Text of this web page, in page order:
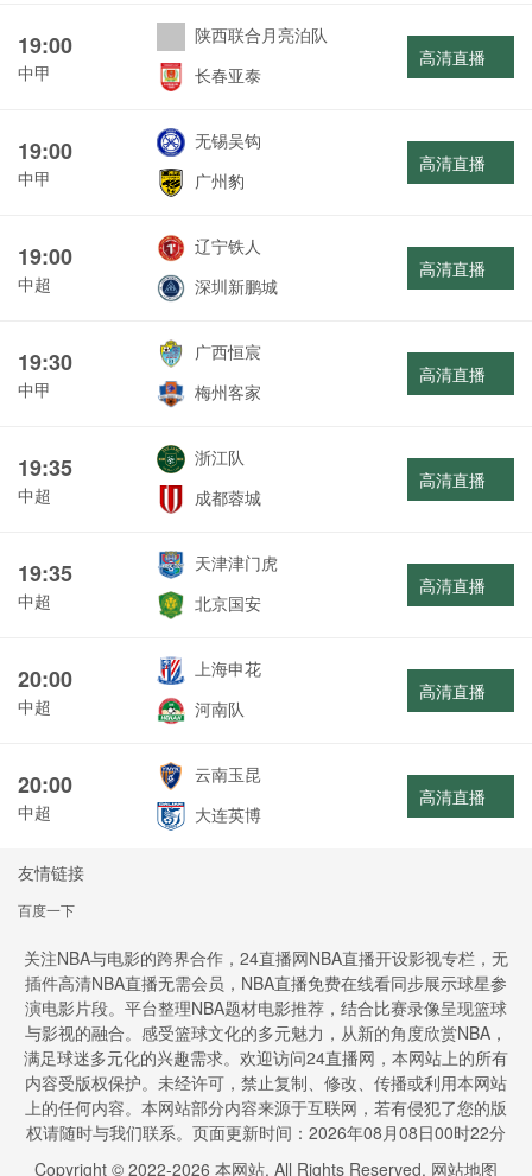
19:00
中甲
陕西联合月亮泊队
长春亚泰
高清直播
19:00
中甲
无锡吴钩
广州豹
高清直播
19:00
中超
辽宁铁人
深圳新鹏城
高清直播
19:30
中甲
广西恒宸
梅州客家
高清直播
19:35
中超
浙江队
成都蓉城
高清直播
19:35
中超
天津津门虎
北京国安
高清直播
20:00
中超
上海申花
河南队
高清直播
20:00
中超
云南玉昆
大连英博
高清直播
友情链接
百度一下
关注NBA与电影的跨界合作，24直播网NBA直播开设影视专栏，无
插件高清NBA直播无需会员，NBA直播免费在线看同步展示球星参
演电影片段。平台整理NBA题材电影推荐，结合比赛录像呈现篮球
与影视的融合。感受篮球文化的多元魅力，从新的角度欣赏NBA，
满足球迷多元化的兴趣需求。欢迎访问24直播网，本网站上的所有
内容受版权保护。未经许可，禁止复制、修改、传播或利用本网站
上的任何内容。本网站部分内容来源于互联网，若有侵犯了您的版
权请随时与我们联系。页面更新时间：2026年08月08日00时22分
Copyright © 2022-2026 本网站. All Rights Reserved. 网站地图